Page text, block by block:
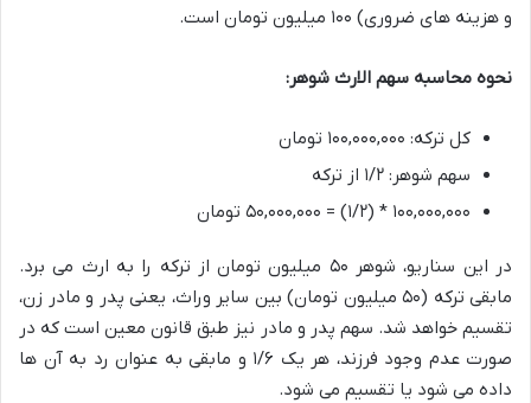
و هزینه های ضروری) ۱۰۰ میلیون تومان است.
نحوه محاسبه سهم الارث شوهر:
کل ترکه: ۱۰۰,۰۰۰,۰۰۰ تومان
سهم شوهر: ۱/۲ از ترکه
۱۰۰,۰۰۰,۰۰۰ * (۱/۲) = ۵۰,۰۰۰,۰۰۰ تومان
در این سناریو، شوهر ۵۰ میلیون تومان از ترکه را به ارث می برد.
مابقی ترکه (۵۰ میلیون تومان) بین سایر وراث، یعنی پدر و مادر زن،
تقسیم خواهد شد. سهم پدر و مادر نیز طبق قانون معین است که در
صورت عدم وجود فرزند، هر یک ۱/۶ و مابقی به عنوان رد به آن ها
داده می شود یا تقسیم می شود.